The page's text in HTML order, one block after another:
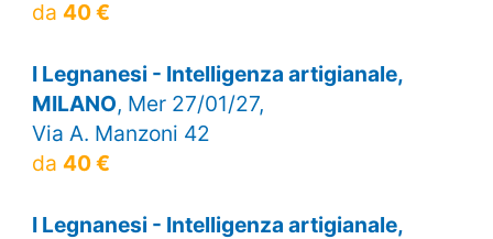
da 40 €
I Legnanesi - Intelligenza artigianale,
MILANO, Mer 27/01/27,
Via A. Manzoni 42
da 40 €
I Legnanesi - Intelligenza artigianale,